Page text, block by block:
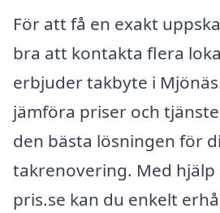
För att få en exakt
bra att kontakta flera
erbjuder takbyte i
jämföra priser och
den bästa lösningen för
takrenovering. Med hjälp
pris.se kan du enkelt